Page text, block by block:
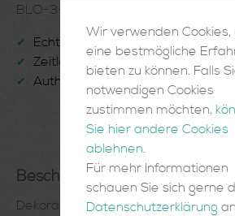
BLO-3-03-28
✔ Echte Handarbeit
✔ Zeitlose Einrichtungsgegenstände
✔ Authentisch und Einzigartig
Beschreibung
Dekorative flache Schale aus
Wir verwenden Cookies,
eine bestmögliche
bieten zu können. Falls
notwendigen Cookies
zustimmen möchten,
Sie hier andere Cookies
ablehnen.
Für mehr Informationen
schauen Sie sich gerne
Datenschutzerklärung